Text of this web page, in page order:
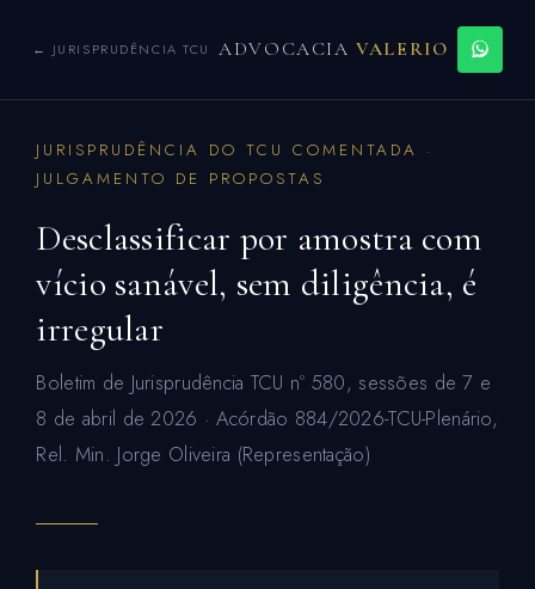
← JURISPRUDÊNCIA TCU ADVOCACIAVALERIO
JURISPRUDÊNCIA DO TCU COMENTADA ·
JULGAMENTO DE PROPOSTAS
Desclassificar por amostra com
vício sanável, sem diligência, é
irregular
Boletim de Jurisprudência TCU nº 580, sessões de 7 e
8 de abril de 2026 · Acórdão 884/2026-TCU-Plenário,
Rel. Min. Jorge Oliveira (Representação)